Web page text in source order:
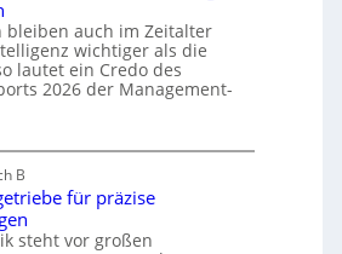
bleiben auch im Zeitalter
wichtiger als die
lautet ein Credo des
2026 der Management-
B
für präzise
steht vor großen